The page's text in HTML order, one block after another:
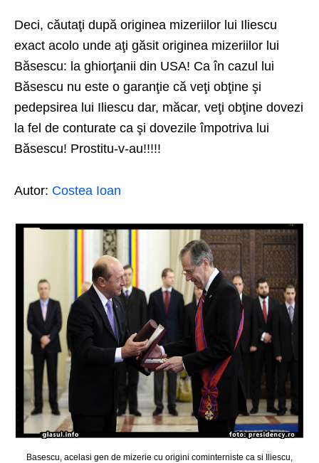
Deci, căutaţi după originea mizeriilor lui Iliescu
exact acolo unde aţi găsit originea mizeriilor lui
Băsescu: la ghiorţanii din USA! Ca în cazul lui
Băsescu nu este o garanţie că veţi obţine şi
pedepsirea lui Iliescu dar, măcar, veţi obţine dovezi
la fel de conturate ca şi dovezile împotriva lui
Băsescu! Prostitu-v-au!!!!!
Autor: Costea Ioan
Basescu, acelasi gen de mizerie cu origini cominterniste ca si Iliescu,